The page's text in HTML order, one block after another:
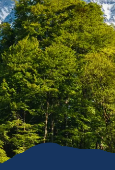
Kommunale
Verkehrsüberwachung in
Ruhpolding